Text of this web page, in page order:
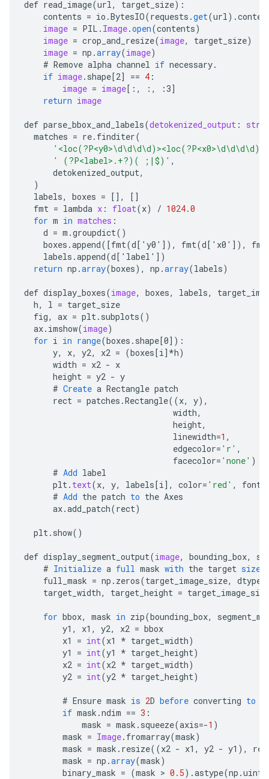
def read_image(url, target_size) :
contents = io .BytesIO(requests .get(url).
image = PIL . Image.open(contents)
image = crop_and_resize(image, target_size)
image = np .array(image)
# Remove alpha channel if necessary.
if image. shape[2] == 4 :
image = image[ :, :, :3]
return image
def parse_bbox_and_labels(detokenized_output : str
matches = re. finditer(
' (?P<label>.+?)( ;|$)' ,
detokenized_output,
)
labels, boxes = [] ,
[]
fmt = lambda x : float(x) / 1024.0
for m in matches :
d = m .groupdict()
boxes .append( [fmt(d['y0' ] ), fmt(d[ 'x0' ] ), fmt
labels .append(d[ 'label' ] )
return np .array(boxes), np .array(labels)
def display_boxes(image, boxes, labels,
h, l = target_size
fig, ax = plt. subplots()
ax. imshow(image)
for i in range(boxes . shape[0] ) :
y, x, y2, x2 = (boxes[i]*h)
width = x2 - x
height = y2 - y
# Create a Rectangle patch
rect = patches .Rectangle((x, y),
width,
height,
linewidth=1 ,
edgecolor= 'r' ,
facecolor= 'none' )
# Add label
plt. text(x, y, labels[i] , color= 'red' ,
# Add the patch to the Axes
ax.add_patch(rect)
plt. show()
def display_segment_output(image, bounding_box,
# Initialize a full mask with the target size
full_mask = np . zeros(target_image_size, dtype
target_width, target_height = target_image_size
for bbox, mask in zip(bounding_box,
y1 , x1 , y2, x2 = bbox
x1
= int(x1 * target_width)
y1
= int(y1 * target_height)
x2 = int(x2 * target_width)
y2 = int(y2 * target_height)
# Ensure mask is 2D before converting to
if mask .ndim == 3 :
mask = mask . squeeze(axis=-1 )
mask = Image. fromarray(mask)
mask = mask . resize((x2 - x1 , y2 - y1 ),
mask = np .array(mask)
binary_mask = (mask > 0.5).astype(np .uint8